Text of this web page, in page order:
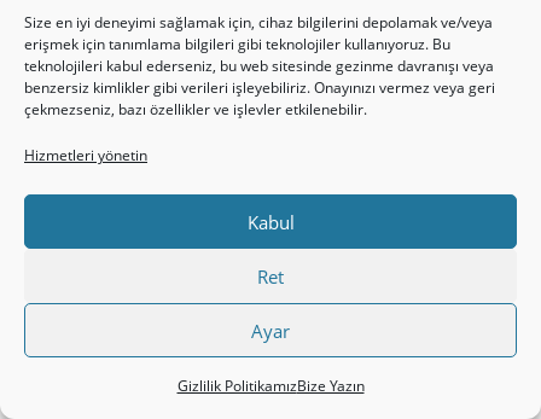
Size en iyi deneyimi sağlamak için, cihaz bilgilerini depolamak ve/veya
erişmek için tanımlama bilgileri gibi teknolojiler kullanıyoruz. Bu
teknolojileri kabul ederseniz, bu web sitesinde gezinme davranışı veya
benzersiz kimlikler gibi verileri işleyebiliriz. Onayınızı vermez veya geri
çekmezseniz, bazı özellikler ve işlevler etkilenebilir.
Hizmetleri yönetin
Kabul
Ret
Ayar
Gizlilik PolitikamızBize Yazın
BEYTSAYDA HAVUZUNDAKI FELÇLI
ADAMIN İYILEŞTIRILMESI